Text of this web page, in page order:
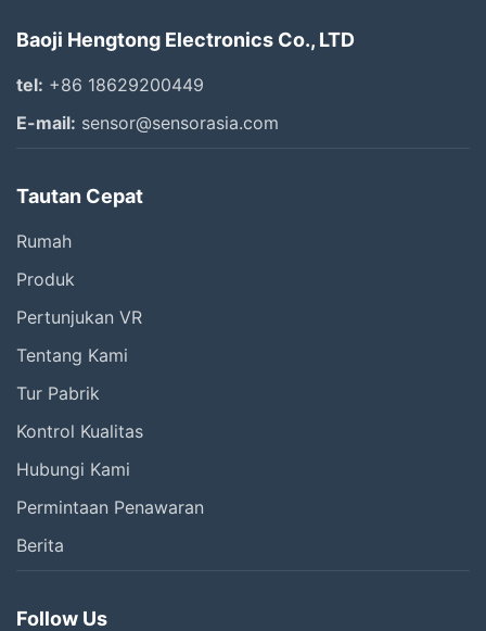
Baoji Hengtong Electronics Co., LTD
tel: +86 18629200449
E-mail: sensor@sensorasia.com
Tautan Cepat
Rumah
Produk
Pertunjukan VR
Tentang Kami
Tur Pabrik
Kontrol Kualitas
Hubungi Kami
Permintaan Penawaran
Berita
Follow Us